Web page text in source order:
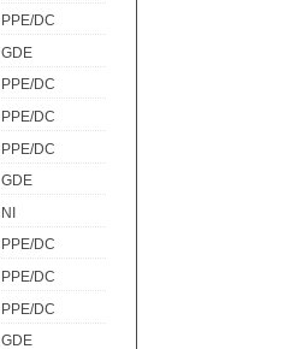
PPE/DC
GDE
PPE/DC
PPE/DC
PPE/DC
GDE
NI
PPE/DC
PPE/DC
PPE/DC
GDE